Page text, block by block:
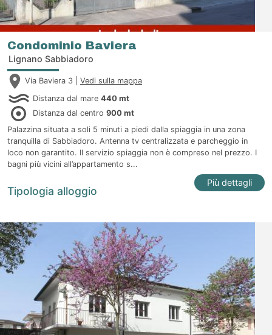
Condominio Baviera
Lignano Sabbiadoro
Via Baviera 3 | Vedi sulla mappa
Distanza dal mare 440 mt
Distanza dal centro 900 mt
Palazzina situata a soli 5 minuti a piedi dalla spiaggia in una zona
tranquilla di Sabbiadoro. Antenna tv centralizzata e parcheggio in
loco non garantito. Il servizio spiaggia non è compreso nel prezzo. I
bagni più vicini all’appartamento s...
Più dettagli
Tipologia alloggio